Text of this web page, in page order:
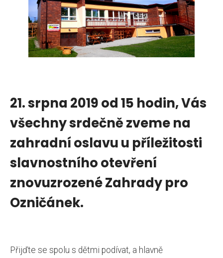
21. srpna 2019 od 15 hodin, Vás
všechny srdečně zveme na
zahradní oslavu u příležitosti
slavnostního otevření
znovuzrozené Zahrady pro
Ozničánek.
Přijďte se spolu s dětmi podívat, a hlavně